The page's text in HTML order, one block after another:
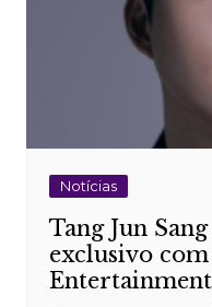
Notícias
Tang Jun
exclusivo
Entertainment